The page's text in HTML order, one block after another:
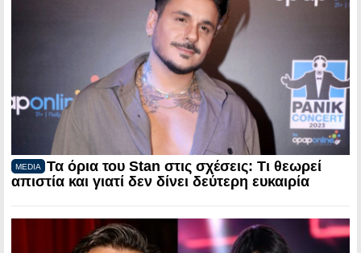
MEDIA
Τα όρια του Stan στις σχέσεις: Τι θεωρεί
απιστία και γιατί δεν δίνει δεύτερη ευκαιρία